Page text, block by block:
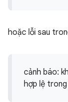
hoặc lỗi sau
cảnh báo:
hợp lệ trong